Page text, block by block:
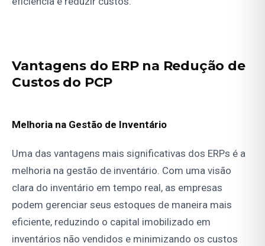
Vantagens do ERP na Redução de
Custos do PCP
Melhoria na Gestão de Inventário
Uma das vantagens mais significativas dos ERPs é a
melhoria na gestão de inventário. Com uma visão
clara do inventário em tempo real, as empresas
podem gerenciar seus estoques de maneira mais
eficiente, reduzindo o capital imobilizado em
inventários não vendidos e minimizando os custos